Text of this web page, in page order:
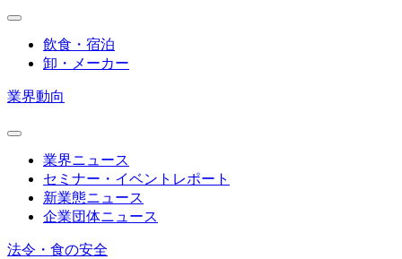
飲食・宿泊
卸・メーカー
業界動向
業界ニュース
セミナー・イベントレポート
新業態ニュース
企業団体ニュース
法令・食の安全